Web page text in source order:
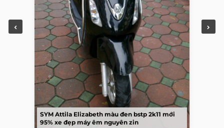
SYM Attila Elizabeth màu đen bstp 2k11 mới
95% xe đẹp máy êm nguyên zin